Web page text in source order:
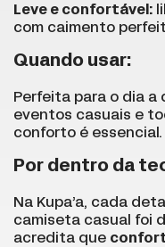
Leve e confortável:
com caimento
Quando usar:
Perfeita para o dia a
eventos casuais e
conforto é essencial.
Por dentro da
Na Kupa’a, cada
camiseta casual foi
acredita que